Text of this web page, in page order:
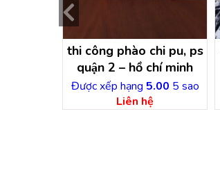
thi công phào chi pu, ps
quận 2 – hồ chí minh
Được xếp hạng 5.00 5 sao
Liên hệ